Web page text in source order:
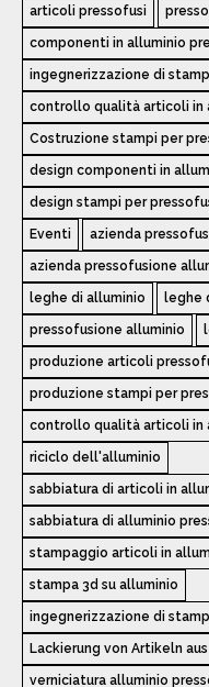
articoli pressofusi
componenti in alluminio
ingegnerizzazione di
controllo qualità articoli in
Costruzione stampi per
design componenti in
design stampi per
Eventi azienda
azienda pressofusione
leghe di alluminio leghe
pressofusione alluminio
produzione articoli
produzione stampi per
controllo qualità articoli in
riciclo dell'alluminio
sabbiatura di articoli in
sabbiatura di alluminio
stampaggio articoli in
stampa 3d su alluminio
ingegnerizzazione di
Lackierung von Artikeln
verniciatura alluminio